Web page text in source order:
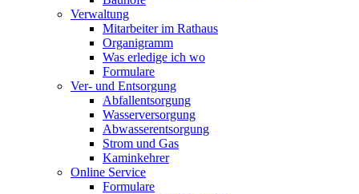
Verwaltung
Mitarbeiter im Rathaus
Organigramm
Was erledige ich wo
Formulare
Ver- und Entsorgung
Abfallentsorgung
Wasserversorgung
Abwasserentsorgung
Strom und Gas
Kaminkehrer
Online Service
Formulare